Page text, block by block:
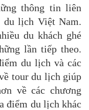
thông tin liên
du lịch Việt Nam.
du khách ghé
lần tiếp theo.
du lịch và các
tour du lịch giúp
về các chương
điểm du lịch khác